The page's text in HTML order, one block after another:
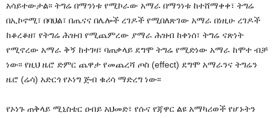
አሳይተውታል፡፡ ትግሬ በማንነቱ የሚኮራው አማራ በማንነቱ ከተሸማቀቀ፣ ትግሬ
በኢኮኖሚ፣ በባህል፣ በጤናና በሌሎች ረገዶች የሚበለጽገው አማራ በነዚሁ ረገዶች
ከቆረቆዘ፣ የትግሬ ሕዝብ የሚጨምረው ያማራ ሕዝብ ከቀነሰ፣ ትግሬ ናጽነት
የሚኖረው አማራ ቅኝ ከተገዛ፣ ባጠቃላይ ደግሞ ትግሬ የሚድነው አማራ ከሞተ ብቻ
ነው፡፡ የዚህ ዜሮ ድምር ጨዋታ የመጨረሻ ጦስ (effect) ደግሞ አማራንና ትግሬን
ዜሮ (ሬሳ) አድርጎ የኦነግ ጅብ ቁሪሳ ማድረግ ነው፡፡
የኦነጉ ጠቅላይ ሚኒስቴር ዐብይ አህመድ፣ የሱና የጃዋር ልዩ አማካሪወች የሆኑትን